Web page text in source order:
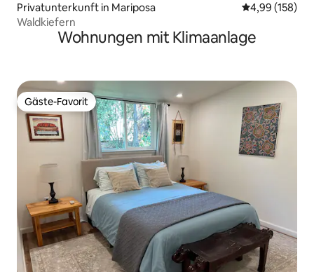
Privatunterkunft in Mariposa
4,99 (158)
Waldkiefern
Wohnungen mit Klimaanlage
Gäste-Favorit
Gäste-Favorit